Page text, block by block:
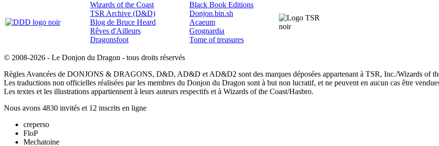
Wizards of the Coast
TSR Archive (D&D)
Blog de Bruce Heard
Rêves d'Ailleurs
Dragonsfoot
Black Book Editions
Donjon.bin.sh
Acaeum
Grognardia
Tome of treasures
© 2008-2026 - Le Donjon du Dragon - tous droits réservés
Règles Avancées de DONJONS & DRAGONS, D&D, AD&D et AD&D2 sont des marques déposées appartenant à TSR, Inc./Wizards of
Les traductions non officielles réalisées par les membres du Donjon du Dragon sont à but non lucratif, et ne peuvent en aucun cas être
Les textes et les illustrations appartiennent à leurs auteurs respectifs et à Wizards of the Coast/Hasbro.
Nous avons 4830 invités et 12 inscrits en ligne
creperso
FloP
Mechatoine